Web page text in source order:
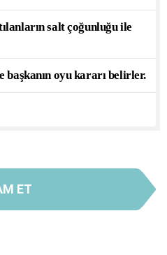
salt çoğunluğu ile
başkanın oyu kararı belirler.
ET